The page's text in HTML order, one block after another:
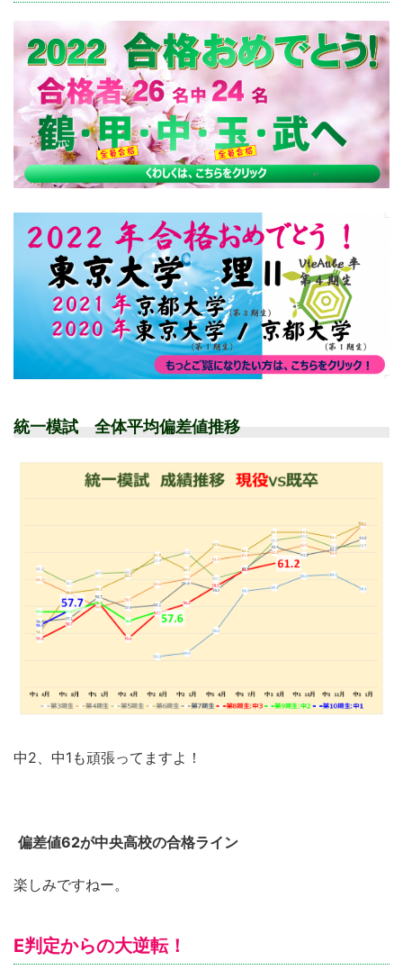
統一模試 全体平均偏差値推移
中2、中1も頑張ってますよ！
偏差値62が中央高校の合格ライン
楽しみですねー。
E判定からの大逆転！